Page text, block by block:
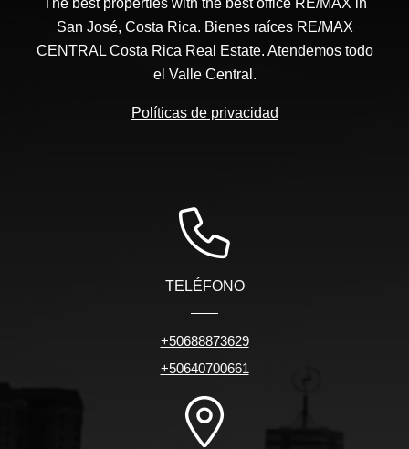
The best properties with the best office RE/MAX in
San José, Costa Rica. Bienes raíces RE/MAX
CENTRAL Costa Rica Real Estate. Atendemos todo
el Valle Central.
Políticas de privacidad
TELÉFONO
+50688873629
+50640700661